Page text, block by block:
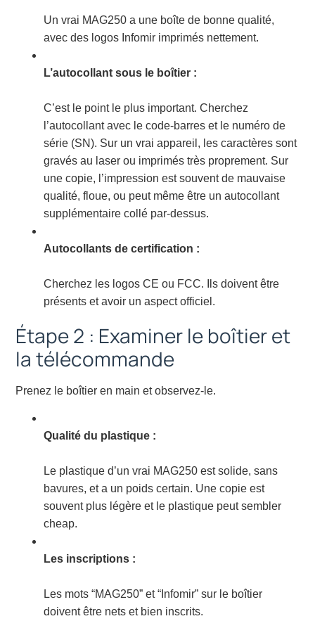
Un vrai MAG250 a une boîte de bonne qualité,
avec des logos Infomir imprimés nettement.
L’autocollant sous le boîtier :
C’est le point le plus important. Cherchez
l’autocollant avec le code-barres et le numéro de
série (SN). Sur un vrai appareil, les caractères sont
gravés au laser ou imprimés très proprement. Sur
une copie, l’impression est souvent de mauvaise
qualité, floue, ou peut même être un autocollant
supplémentaire collé par-dessus.
Autocollants de certification :
Cherchez les logos CE ou FCC. Ils doivent être
présents et avoir un aspect officiel.
Étape 2 : Examiner le boîtier et
la télécommande
Prenez le boîtier en main et observez-le.
Qualité du plastique :
Le plastique d’un vrai MAG250 est solide, sans
bavures, et a un poids certain. Une copie est
souvent plus légère et le plastique peut sembler
cheap.
Les inscriptions :
Les mots “MAG250” et “Infomir” sur le boîtier
doivent être nets et bien inscrits.